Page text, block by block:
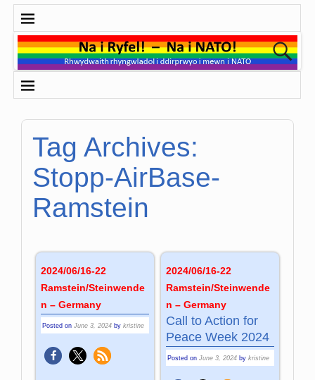
Tag Archives:
Stopp-AirBase-
Ramstein
2024/06/16-22
Ramstein/Steinwende
n – Germany
Posted onJune 3, 2024 bykristine
2024/06/16-22
Ramstein/Steinwende
n – Germany
Call to Action for
Peace Week 2024
Posted on June 3, 2024 by kristine